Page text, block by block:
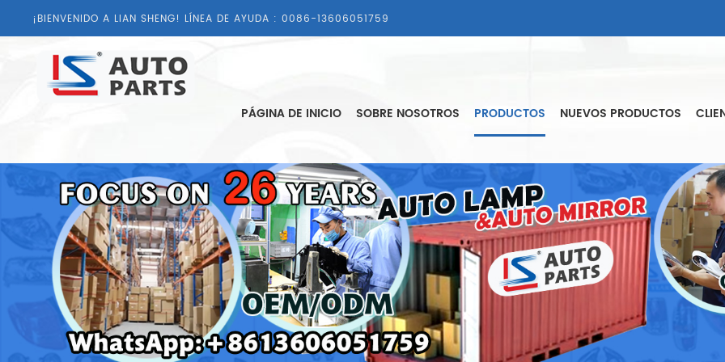
¡BIENVENIDO A LIAN SHENG! LÍNEA DE AYUDA : 0086-13606051759
PÁGINA DE INICIO SOBRE NOSOTROS PRODUCTOS NUEVOS PRODUCTOS